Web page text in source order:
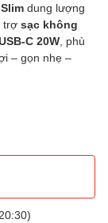
dung lượng
trợ sạc không
C 20W , phù
– gọn nhẹ –